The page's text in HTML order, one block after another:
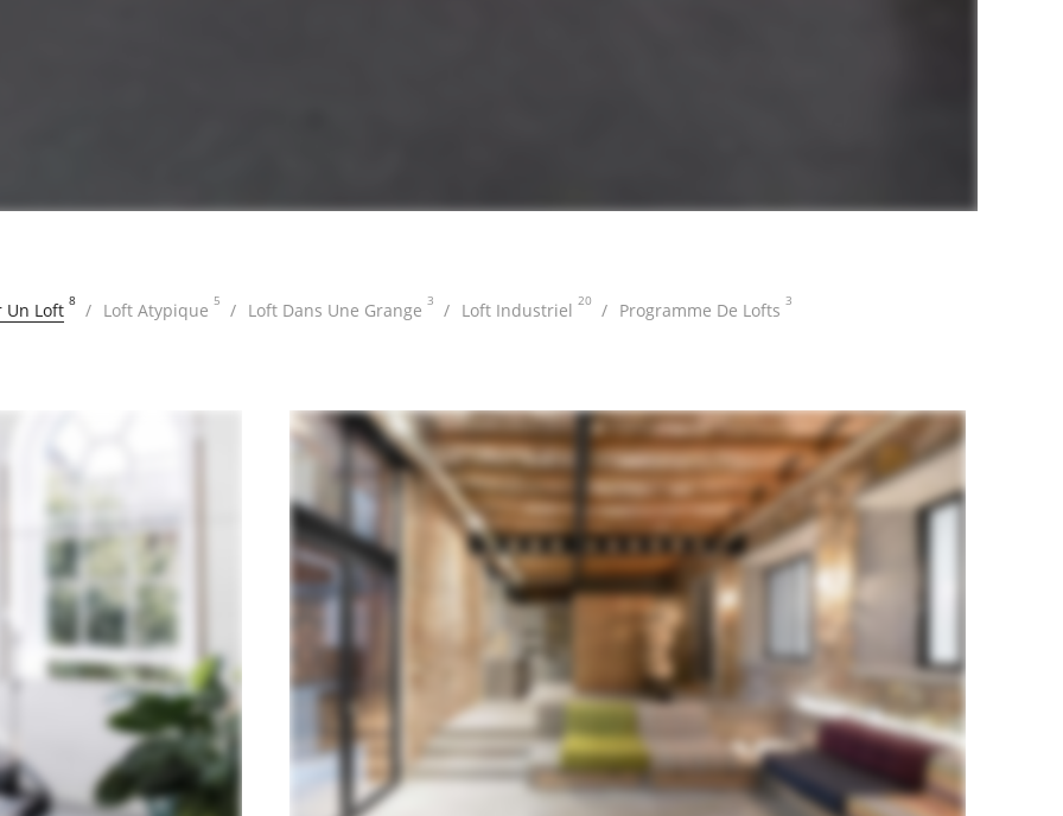
Un Loft 8 Loft Atypique 5 Loft Dans Une Grange 3 Loft Industriel 20 Programme De Lofts 3